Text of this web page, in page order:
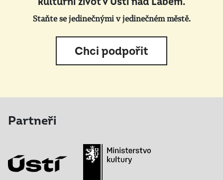
Staňte se jedinečnými v jedinečném městě.
Chci podpořit
Partneři